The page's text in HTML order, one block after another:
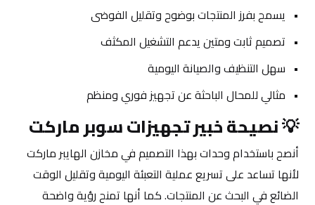
يسمح بفرز المنتجات بوضوح وتقليل الفوضى
تصميم ثابت ومتين يدعم التشغيل المكثف
سهل التنظيف والصيانة اليومية
مثالي للمحال الباحثة عن تجهيز فوري ومنظم
💡 نصيحة خبير تجهيزات سوبر ماركت